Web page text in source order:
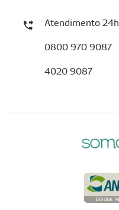
Atendimento 24h
0800 970 9087
4020 9087